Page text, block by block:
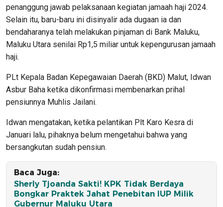
penanggung jawab pelaksanaan kegiatan jamaah haji 2024.
Selain itu, baru-baru ini disinyalir ada dugaan ia dan
bendaharanya telah melakukan pinjaman di Bank Maluku,
Maluku Utara senilai Rp1,5 miliar untuk kepengurusan jamaah
haji.
PLt Kepala Badan Kepegawaian Daerah (BKD) Malut, Idwan
Asbur Baha ketika dikonfirmasi membenarkan prihal
pensiunnya Muhlis Jailani.
Idwan mengatakan, ketika pelantikan Plt Karo Kesra di
Januari lalu, pihaknya belum mengetahui bahwa yang
bersangkutan sudah pensiun.
Baca Juga:
Sherly Tjoanda Sakti! KPK Tidak Berdaya
Bongkar Praktek Jahat Penebitan IUP Milik
Gubernur Maluku Utara